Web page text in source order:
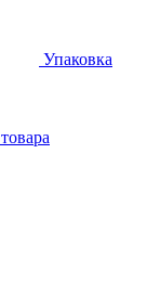
Упаковка